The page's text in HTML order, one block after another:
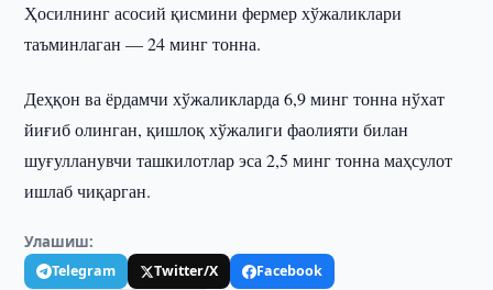
Ҳосилнинг асосий қисмини фермер хўжаликлари
таъминлаган — 24 минг тонна.
Деҳқон ва ёрдамчи хўжаликларда 6,9 минг тонна нўхат
йиғиб олинган, қишлоқ хўжалиги фаолияти билан
шуғулланувчи ташкилотлар эса 2,5 минг тонна маҳсулот
ишлаб чиқарган.
Улашиш:
Telegram Twitter/X
Facebook